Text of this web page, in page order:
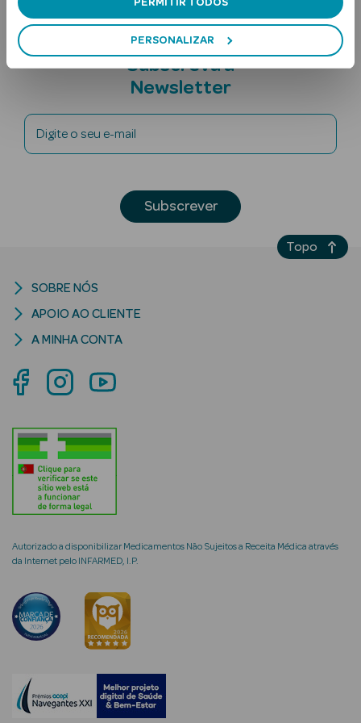
PERMITIR TODOS
PERSONALIZAR
Ver Tudo
Lábios
Solares Bebé e
Criança
Rosto e
Ver Tudo
Rosto
Séruns Faciais
Anti-
envelhecimento
Subscreva a
Newsletter
Digite o seu e-mail
Subscrever
Autorizado a disponibilizar Medicamentos Não Sujeitos a Receita Médica através
da Internet pelo INFARMED, I.P.
SOBRE NÓS
APOIO AO CLIENTE
A MINHA CONTA
Topo